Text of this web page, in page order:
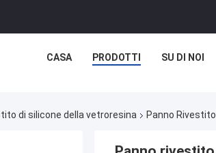
CASA PRODOTTI SU DI NOI
di silicone della vetroresina Panno